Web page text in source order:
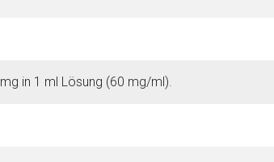
in 1 ml Lösung (60 mg/ml).